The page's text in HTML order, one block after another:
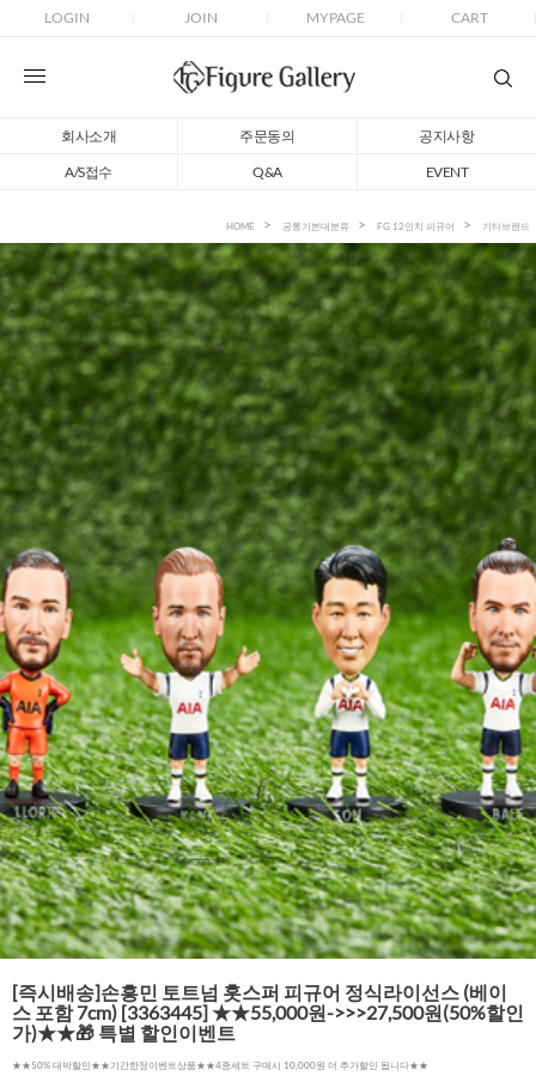
LOGIN JOIN MYPAGE CART
회사소개 주문동의
공지사항
A/S접수
Q&A EVENT
HOME 공통기본대분류 FG 12인치 피규어 기타브랜드
[즉시배송]손흥민 토트넘 홋스퍼 피규어 정식라이선스 (베이
스 포함 7cm) [3363445] ★★55,000원->>>27,500원(50%할인
가)★★🎁 특별 할인이벤트
★★50% 대박할인★★기간한정이벤트상품★★4종세트 구매시 10,000원 더 추가할인 됩니다★★